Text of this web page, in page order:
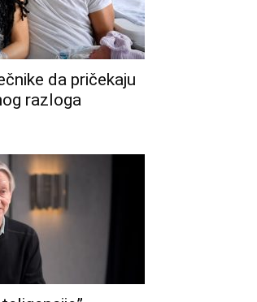
da pričekaju
razloga